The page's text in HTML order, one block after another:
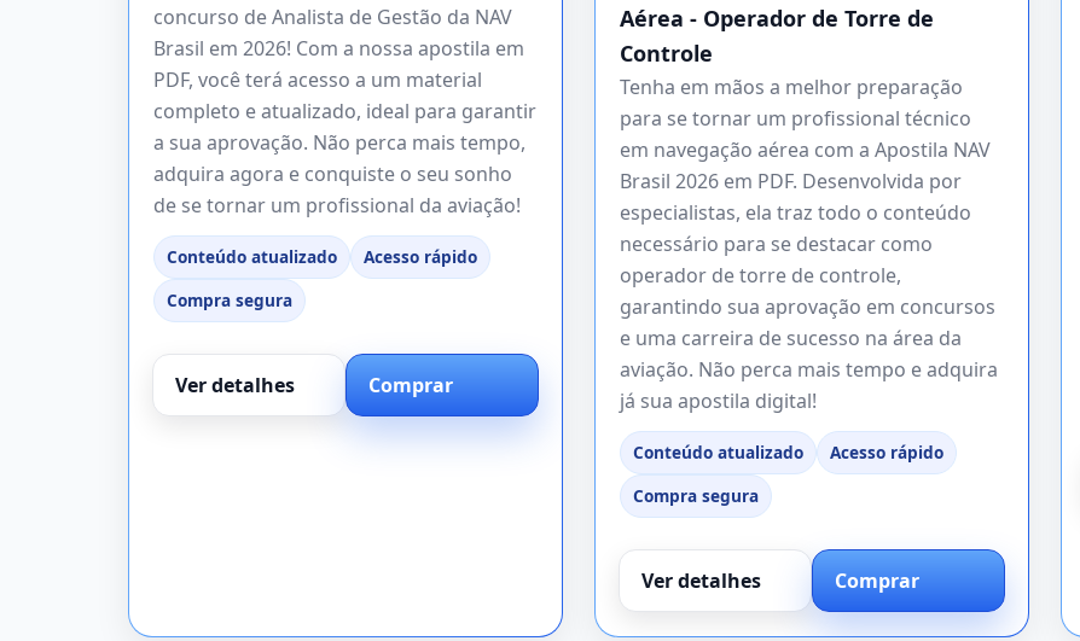
concurso de Analista de Gestão da NAV
Brasil em 2026! Com a nossa apostila em
PDF, você terá acesso a um material
completo e atualizado, ideal para garantir
a sua aprovação. Não perca mais tempo,
adquira agora e conquiste o seu sonho
de se tornar um profissional da aviação!
Conteúdo atualizado
Acesso rápido
Compra segura
Ver detalhes Comprar
Aérea - Operador de Torre de
Controle
Tenha em mãos a melhor preparação
para se tornar um profissional técnico
em navegação aérea com a Apostila NAV
Brasil 2026 em PDF. Desenvolvida por
especialistas, ela traz todo o conteúdo
necessário para se destacar como
operador de torre de controle,
garantindo sua aprovação em concursos
e uma carreira de sucesso na área da
aviação. Não perca mais tempo e adquira
já sua apostila digital!
Conteúdo atualizado
Acesso rápido
Compra segura
Ver detalhes Comprar